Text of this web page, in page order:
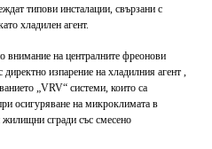
типови инсталации, свързани с
хладилен агент.
на централните фреонови
директно изпарение на хладилния агент ,
„VRV“ системи, които са
осигуряване на микроклимата в
сгради със смесено